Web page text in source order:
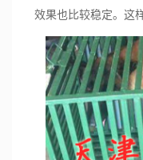
效果也比较稳定。这